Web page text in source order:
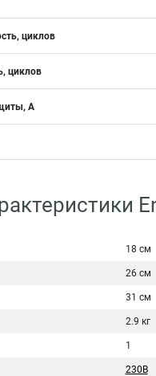
циклов
циклов
А
18 см
26 см
31 см
2.9 кг
1
230В